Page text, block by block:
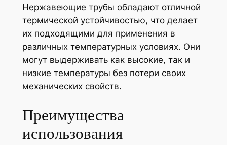
Нержавеющие трубы обладают отличной
термической устойчивостью, что делает
их подходящими для применения в
различных температурных условиях. Они
могут выдерживать как высокие, так и
низкие температуры без потери своих
механических свойств.
Преимущества
использования